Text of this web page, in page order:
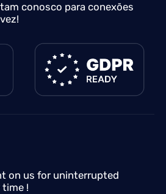
conosco para conexões
on us for uninterrupted
!